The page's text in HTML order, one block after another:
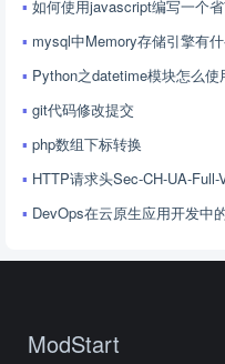
如何使用javascript编写一个
mysql中Memory存储引擎有
Python之datetime模块怎么使
git代码修改提交
php数组下标转换
HTTP请求头Sec-CH-UA-
DevOps在云原生应用开发中
ModStart